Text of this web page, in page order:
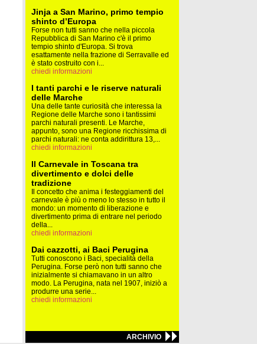
Jinja a San Marino, primo tempio
shinto d’Europa
Forse non tutti sanno che nella piccola
Repubblica di San Marino c'è il primo
tempio shinto d'Europa. Si trova
esattamente nella frazione di Serravalle ed
è stato costruito con i...
chiedi informazioni
I tanti parchi e le riserve naturali
delle Marche
Una delle tante curiosità che interessa la
Regione delle Marche sono i tantissimi
parchi naturali presenti. Le Marche,
appunto, sono una Regione ricchissima di
parchi naturali: ne conta addirittura 13,...
chiedi informazioni
Il Carnevale in Toscana tra
divertimento e dolci delle
tradizione
Il concetto che anima i festeggiamenti del
carnevale è più o meno lo stesso in tutto il
mondo: un momento di liberazione e
divertimento prima di entrare nel periodo
della...
chiedi informazioni
Dai cazzotti, ai Baci Perugina
Tutti conoscono i Baci, specialità della
Perugina. Forse però non tutti sanno che
inizialmente si chiamavano in un altro
modo. La Perugina, nata nel 1907, iniziò a
produrre una serie...
chiedi informazioni
ARCHIVIO